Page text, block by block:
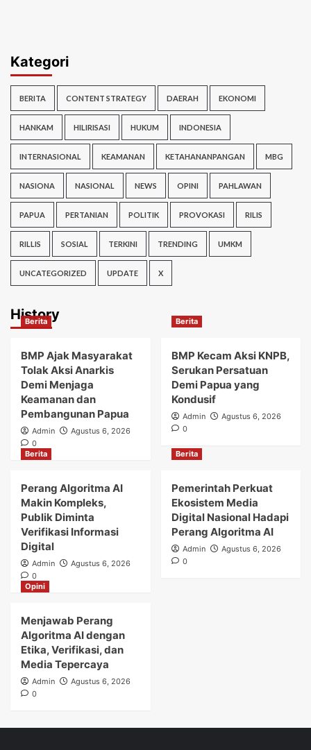
Kategori
BERITA CONTENT STRATEGY DAERAH EKONOMI
HANKAM HILIRISASI HUKUM INDONESIA
INTERNASIONAL KEAMANAN KETAHANANPANGAN MBG
NASIONA NASIONAL NEWS OPINI PAHLAWAN
PAPUA PERTANIAN POLITIK PROVOKASI RILIS
RILLIS SOSIAL TERKINI TRENDING UMKM
UNCATEGORIZED UPDATE X
History
Berita
BMP Ajak Masyarakat
Tolak Aksi Anarkis
Demi Menjaga
Keamanan dan
Pembangunan Papua
Admin
Agustus 6, 2026
0
Berita
BMP Kecam Aksi KNPB,
Serukan Persatuan
Demi Papua yang
Kondusif
Admin
Agustus 6, 2026
0
Berita
Perang Algoritma AI
Makin Kompleks,
Publik Diminta
Verifikasi Informasi
Digital
Admin
Agustus 6, 2026
0
Berita
Pemerintah Perkuat
Ekosistem Media
Digital Nasional Hadapi
Perang Algoritma AI
Admin
Agustus 6, 2026
0
Opini
Menjawab Perang
Algoritma AI dengan
Etika, Verifikasi, dan
Media Tepercaya
Admin
Agustus 6, 2026
0